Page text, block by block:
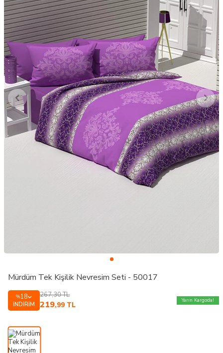
Mürdüm Tek Kişilik Nevresim Seti - 50017
%18
İNDIRIM
267,30TL
219,99 TL
Yarın Kargoda!